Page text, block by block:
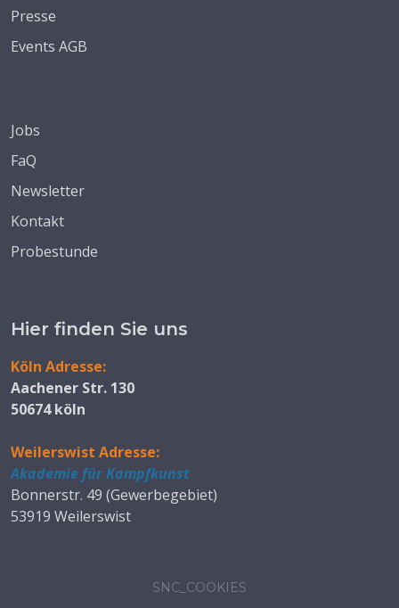
Presse
Events AGB
Jobs
FaQ
Newsletter
Kontakt
Probestunde
Hier finden Sie uns
Köln Adresse:
Aachener Str. 130
50674 köln
Weilerswist Adresse:
Akademie für Kampfkunst
Bonnerstr. 49 (Gewerbegebiet)
53919 Weilerswist
SNC_COOKIES